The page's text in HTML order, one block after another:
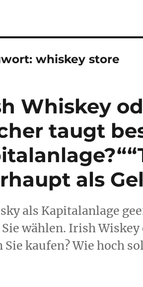
whiskey store
Whiskey
taugt
als
als Kapitalanlage
wählen. Irish
Sie kaufen? Wie hoch